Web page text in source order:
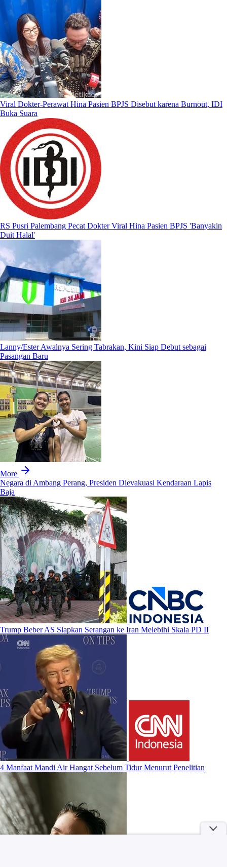
Viral Dokter-Perawat Hina Pasien BPJS Disebut karena Burnout, IDI
Buka Suara
RS Pusri Palembang Pecat Dokter Viral Hina Pasien BPJS 'Banyakin
Duit Halal'
Lanny/Ester Awalnya Sering Tabrakan, Kini Siap Debut sebagai
Pasangan Baru
More
Negara di Ambang Perang, Presiden Dievakuasi Kendaraan Lapis
Baja
Trump Beber AS Siapkan Serangan ke Iran Melebihi Skala PD II
4 Manfaat Mandi Air Hangat Sebelum Tidur Menurut Penelitian